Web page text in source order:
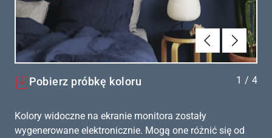
Poprzednie
Dalej
Pobierz próbkę koloru 1 / 4
Kolory widoczne na ekranie monitora zostały
wygenerowane elektronicznie. Mogą one różnić się od